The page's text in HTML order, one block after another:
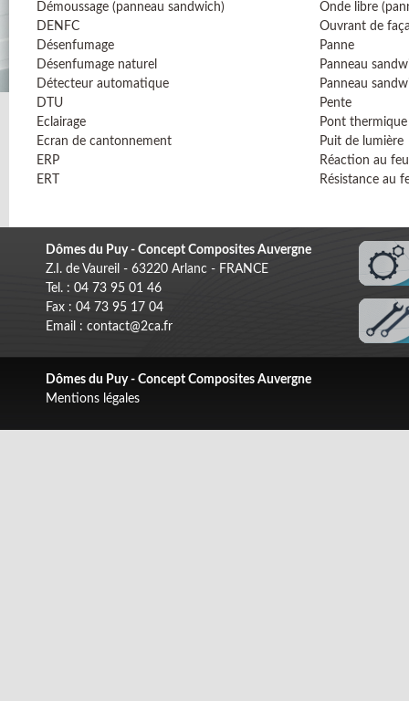
Démoussage (panneau sandwich)
DENFC
Désenfumage
Désenfumage naturel
Détecteur automatique
DTU
Eclairage
Ecran de cantonnement
ERP
ERT
Onde libre
Ouvrant de
Panne
Panneau
Panneau
Pente
Pont thermique
Puit de lumière
Réaction au feu
Résistance au
Dômes du Puy - Concept Composites Auvergne
Z.I. de Vaureil - 63220 Arlanc - FRANCE
Tel. : 04 73 95 01 46
Fax : 04 73 95 17 04
Email : contact@2ca.fr
Dômes du Puy - Concept Composites Auvergne
Mentions légales